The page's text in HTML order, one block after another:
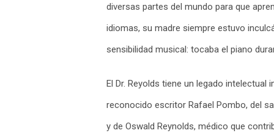
diversas partes del mundo para que
idiomas, su madre siempre estuvo
sensibilidad musical: tocaba el piano
El Dr. Reyolds tiene un legado intelectual
reconocido escritor Rafael Pombo, del
y de Oswald Reynolds, médico que